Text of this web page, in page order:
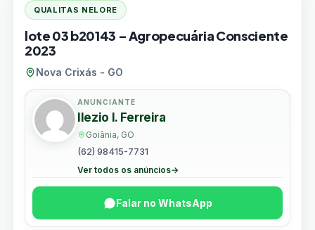
QUALITAS NELORE
lote 03 b20143 – Agropecuária Consciente
2023
Nova Crixás - GO
ANUNCIANTE
Ilezio I. Ferreira
Goiânia, GO
(62) 98415-7731
Ver todos os anúncios→
Falar no WhatsApp